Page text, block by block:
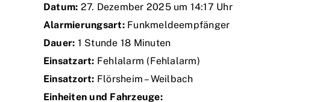
Datum: 27. Dezember 2025 um 14:17 Uhr
Alarmierungsart:Funkmeldeempfänger
Dauer: 1 Stunde 18 Minuten
Einsatzart: Fehlalarm (Fehlalarm)
Einsatzort: Flörsheim – Weilbach
Einheiten und Fahrzeuge: